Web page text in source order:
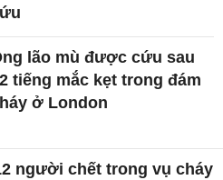
lão mù được cứu sau
tiếng mắc kẹt trong đám
ở London
người chết trong vụ cháy